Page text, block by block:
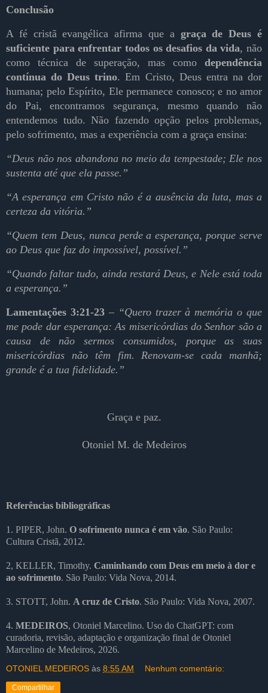
Conclusão
A fé cristã evangélica afirma que a graça de Deus é
suficiente para enfrentar todos os desafios da vida, não
como técnica de superação, mas como dependência
contínua do Deus trino. Em Cristo, Deus entra na dor
humana; pelo Espírito, Ele permanece conosco; e no amor
do Pai, encontramos segurança, mesmo quando não
entendemos tudo. Não fazendo opção pelos problemas,
pelo sofrimento, mas a experiência com a graça ensina:
“Deus não nos abandona no meio da tempestade; Ele nos
sustenta até que ela passe.”
“A esperança em Cristo não é a ausência da luta, mas a
certeza da vitória.”
“Quem tem Deus, nunca perde a esperança, porque serve
ao Deus que faz do impossível, possível.”
“Quando faltar tudo, ainda restará Deus, e Nele está toda
a esperança.”
Lamentações 3:21-23– “Quero trazer à memória o que
me pode dar esperança: As misericórdias do Senhor são a
causa de não sermos consumidos, porque as suas
misericórdias não têm fim. Renovam-se cada manhã;
grande é a tua fidelidade.”
Graça e paz.
Otoniel M. de Medeiros
Referências bibliográficas
1. PIPER, John. O sofrimento nunca é em vão. São Paulo:
Cultura Cristã, 2012.
2, KELLER, Timothy. Caminhando com Deus em meio à dor e
ao sofrimento. São Paulo: Vida Nova, 2014.
3. STOTT, John. A cruz de Cristo. São Paulo: Vida Nova, 2007.
4. MEDEIROS, Otoniel Marcelino. Uso do ChatGPT: com
curadoria, revisão, adaptação e organização final de Otoniel
Marcelino de Medeiros, 2026.
OTONIEL MEDEIROS às 8:55 AM Nenhum comentário:
Compartilhar